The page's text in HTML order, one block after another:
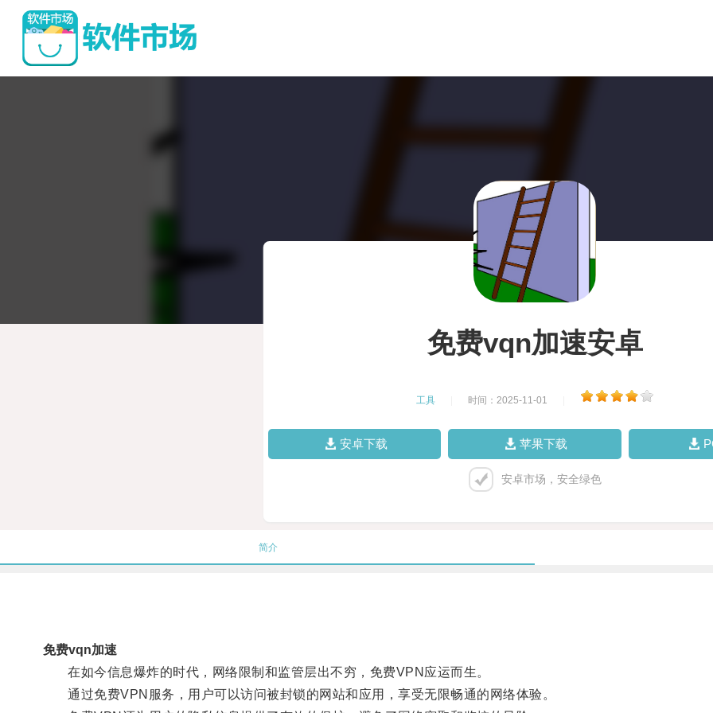
免费vqn加速安卓
工具 时间：2025-11-01
安卓下载 苹果下载
安卓市场，安全绿色
简介
免费vqn加速
在如今信息爆炸的时代，网络限制和监管层出不穷，免费VPN应运而生。
通过免费VPN服务，用户可以访问被封锁的网站和应用，享受无限畅通的网络体验。